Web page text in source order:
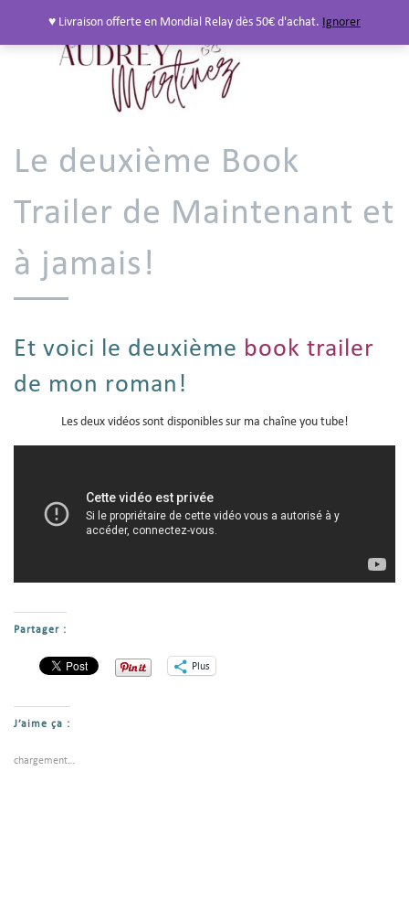
Le deuxième Book
Trailer de Maintenant et
à jamais!
Et voici le deuxième book trailer
de mon roman!
Les deux vidéos sont disponibles sur ma chaîne you tube!
Partager :
Plus
J’aime ça :
chargement…
♥ Livraison offerte en Mondial Relay dès 50€ d'achat. Ignorer